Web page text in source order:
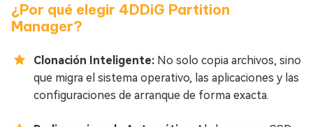
¿Por qué elegir 4DDiG Partition
Manager?
Clonación Inteligente: No solo copia archivos, sino
que migra el sistema operativo, las aplicaciones y las
configuraciones de arranque de forma exacta.